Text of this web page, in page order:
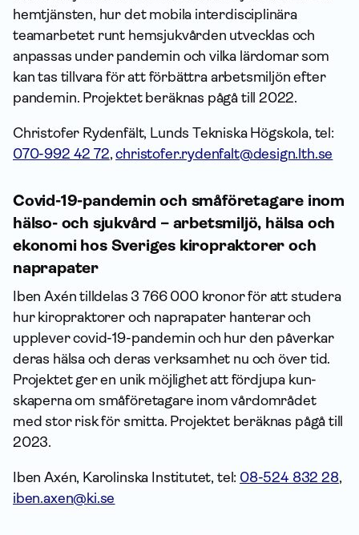
hemtjänsten, hur det mobila interdisciplinära
teamarbetet runt hemsjukvården utvecklas och
anpassas under pandemin och vilka lärdomar som
kan tas tillvara för att förbättra arbetsmiljön efter
pandemin. Projektet beräknas pågå till 2022.
Christofer Rydenfält, Lunds Tekniska Högskola, tel:
070-992 42 72,christofer.rydenfalt@design.lth.se
Covid-19-pandemin och småföretagare inom
hälso- och sjukvård – arbetsmiljö, hälsa och
ekonomi hos Sveriges kiropraktorer och
naprapater
Iben Axén tilldelas 3 766 000 kronor för att studera
hur kiropraktorer och naprapater hanterar och
upplever covid-19-pandemin och hur den påverkar
deras hälsa och deras verksamhet nu och över tid.
Projektet ger en unik möjlighet att fördjupa kun­
skaperna om småföretagare inom vårdområdet
med stor risk för smitta. Projektet beräknas pågå till
2023.
Iben Axén, Karolinska Institutet, tel: 08-524 832 28,
iben.axen@ki.se